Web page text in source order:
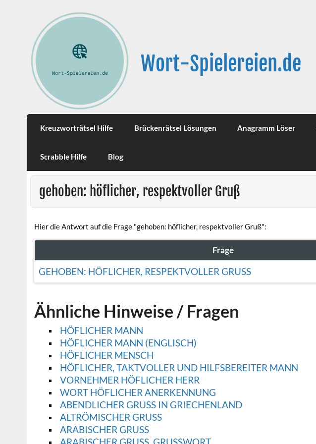
Wort-Spielereien.de
Kreuzworträtsel Hilfe Brückenrätsel Lösungen Anagramm Löser
Scrabble Hilfe Blog
gehoben: höflicher, respektvoller Gruß
Hier die Antwort auf die Frage "gehoben: höflicher, respektvoller Gruß":
Frage
GEHOBEN: HÖFLICHER, RESPEKTVOLLER GRUSS
Ähnliche Hinweise / Fragen
HÖFLICHER MANN
HÖFLICHER MANN (ENGLISCH)
HÖFLICHER MENSCH
HÖFLICHER, TAKTVOLLER UND HILFSBEREITER MANN
VORNEHMER HÖFLICHER HERR
WORT HÖFLICHER ANERKENNUNG
ABENDLICHER GRUSS IN GRIECHENLAND
ALTRÖMISCHER GRUSS
ARABISCHER GRUSS